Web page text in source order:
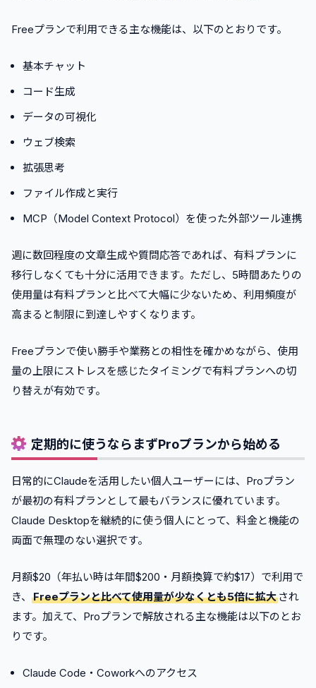
Freeプランで利用できる主な機能は、以下のとおりです。
基本チャット
コード生成
データの可視化
ウェブ検索
拡張思考
ファイル作成と実行
MCP（Model Context Protocol）を使った外部ツール連携
週に数回程度の文章生成や質問応答であれば、有料プランに
移行しなくても十分に活用できます。ただし、5時間あたりの
使用量は有料プランと比べて大幅に少ないため、利用頻度が
高まると制限に到達しやすくなります。
Freeプランで使い勝手や業務との相性を確かめながら、使用
量の上限にストレスを感じたタイミングで有料プランへの切
り替えが有効です。
定期的に使うならまずProプランから始める
日常的にClaudeを活用したい個人ユーザーには、Proプラン
が最初の有料プランとして最もバランスに優れています。
Claude Desktopを継続的に使う個人にとって、料金と機能の
両面で無理のない選択です。
月額$20（年払い時は年間$200・月額換算で約$17）で利用で
き、
Freeプランと比べて使用量が少なくとも5倍に拡大 され
ます。加えて、Proプランで解放される主な機能は以下のとお
りです。
Claude Code・Coworkへのアクセス